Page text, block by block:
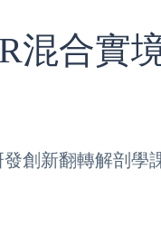
混合實
創新翻轉解剖學